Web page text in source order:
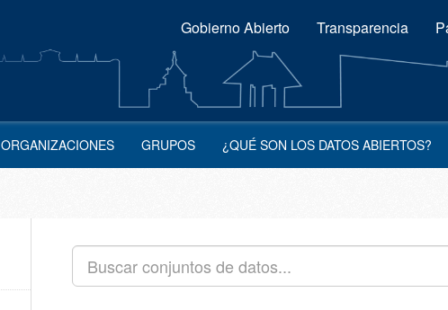
Gobierno Abierto Transparencia
ORGANIZACIONES GRUPOS ¿QUÉ SON LOS DATOS ABIERTOS?